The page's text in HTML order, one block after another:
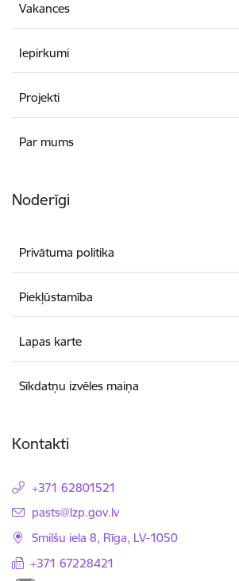
Vakances
Iepirkumi
Projekti
Par mums
Noderīgi
Privātuma politika
Piekļūstamība
Lapas karte
Sīkdatņu izvēles maiņa
Kontakti
+371 62801521
E-pasts:
pasts@lzp.gov.lv
Smilšu iela 8, Rīga, LV-1050
+371 67228421